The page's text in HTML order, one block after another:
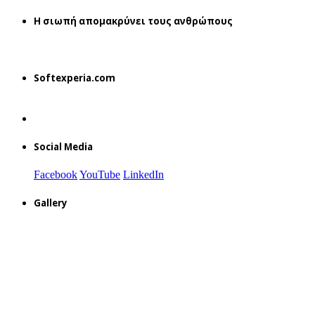
H σιωπή απομακρύνει τους ανθρώπους
Softexperia.com
Social Media
FacebookYouTube LinkedIn
Gallery